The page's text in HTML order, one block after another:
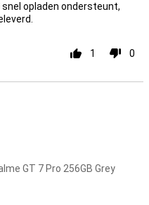
opladen ondersteunt,
1 0
GT 7 Pro 256GB Grey